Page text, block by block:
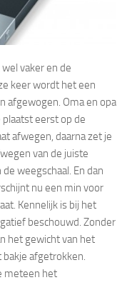
vaker en de
keer wordt het een
afgewogen. Oma en opa
plaatst eerst op de
afwegen, daarna zet je
van de juiste
weegschaal. En dan
nu een min voor
Kennelijk is bij het
beschouwd. Zonder
het gewicht van het
bakje afgetrokken.
meteen het